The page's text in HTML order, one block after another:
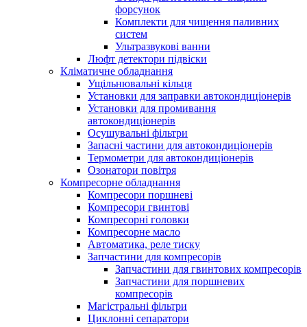
форсунок
Комплекти для чищення паливних
систем
Ультразвукові ванни
Люфт детектори підвіски
Кліматичне обладнання
Ущільнювальні кільця
Установки для заправки автокондиціонерів
Установки для промивання
автокондиціонерів
Осушувальні фільтри
Запасні частини для автокондиціонерів
Термометри для автокондиціонерів
Озонатори повітря
Компресорне обладнання
Компресори поршневі
Компресори гвинтові
Компресорні головки
Компресорне масло
Автоматика, реле тиску
Запчастини для компресорів
Запчастини для гвинтових компресорів
Запчастини для поршневих
компресорів
Магістральні фільтри
Циклонні сепаратори